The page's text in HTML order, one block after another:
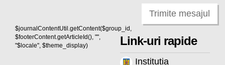
Trimite mesajul
$journalContentUtil.getContent($group_id,
$footerContent.getArticleId(), "",
"$locale", $theme_display)
Link-uri rapide
Instituția